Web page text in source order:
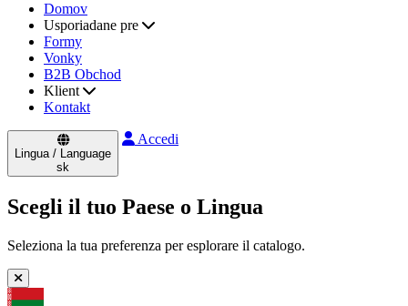
Domov
Usporiadane pre
Formy
Vonky
B2B Obchod
Klient
Kontakt
Lingua / Language
sk
Accedi
Scegli il tuo Paese o Lingua
Seleziona la tua preferenza per esplorare il catalogo.